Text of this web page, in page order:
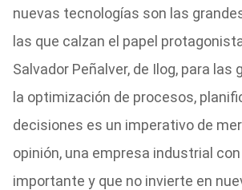
nuevas tecnologías son las
las que calzan el papel
Salvador Peñalver, de Ilog, para las
la optimización de procesos,
decisiones es un imperativo de
opinión, una empresa industrial
importante y que no invierte en